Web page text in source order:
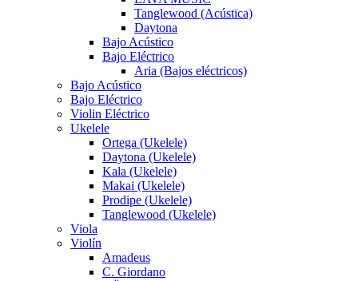
Tanglewood (Acústica)
Daytona
Bajo Acústico
Bajo Eléctrico
Aria (Bajos eléctricos)
Bajo Acústico
Bajo Eléctrico
Violin Eléctrico
Ukelele
Ortega (Ukelele)
Daytona (Ukelele)
Kala (Ukelele)
Makai (Ukelele)
Prodipe (Ukelele)
Tanglewood (Ukelele)
Viola
Violín
Amadeus
C. Giordano